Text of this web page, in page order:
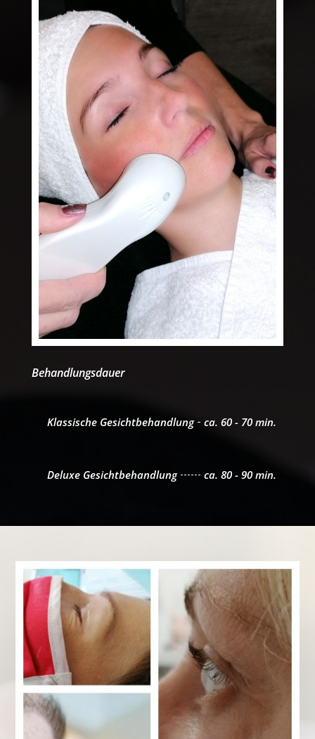
Behandlungsdauer
Klassische Gesichtbehandlung ca. 60 - 70 min.
Deluxe Gesichtbehandlung ca. 80 - 90 min.